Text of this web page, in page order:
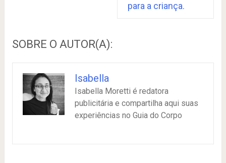
para a criança.
SOBRE O AUTOR(A):
Isabella
Isabella Moretti é redatora
publicitária e compartilha aqui suas
experiências no Guia do Corpo